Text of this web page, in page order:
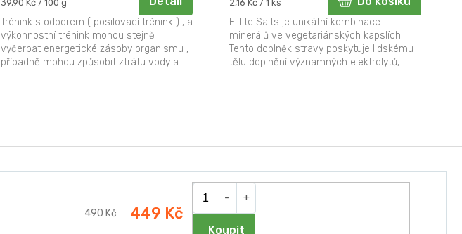
39,90 Kč / 100 g
Trénink s odporem ( posilovací trénink ) , a
výkonnostní trénink mohou stejně
vyčerpat energetické zásoby organismu ,
případně mohou způsobit ztrátu vody a
2,16 Kč / 1 ks
E-lite Salts je unikátní kombinace
minerálů ve vegetariánských kapslích.
Tento doplněk stravy poskytuje lidskému
tělu doplnění významných elektrolytů,
490 Kč 449 Kč
Do košíku